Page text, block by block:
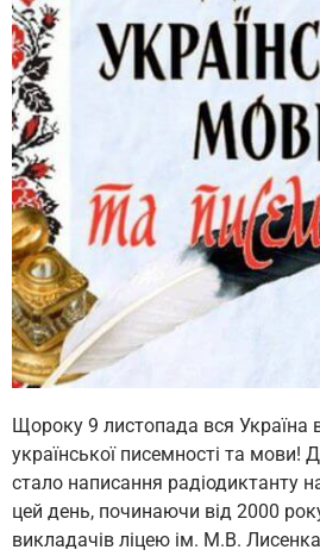
Щороку 9 листопада вся Україна
української писемності та мови!
стало написання радіодиктанту
цей день, починаючи від 2000
викладачів ліцею ім. М.В.